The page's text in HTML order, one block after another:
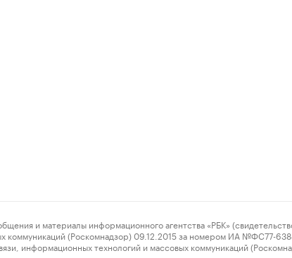
материалы информационного агентства «РБК»
(Роскомнадзор) 09.12.2015 за номером ИА №ФС77-
информационных технологий и массовых коммуникаций